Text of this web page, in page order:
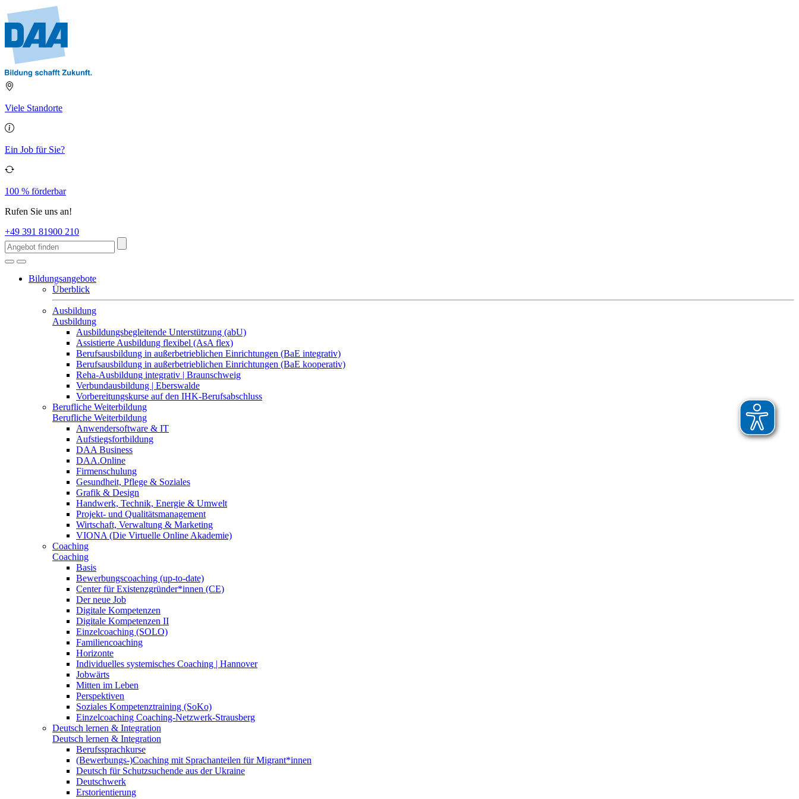
Viele Standorte
Ein Job für Sie?
100 % förderbar
Rufen Sie uns an!
+49 391 81900 210
Bildungsangebote
Überblick
Ausbildung
Ausbildung
Ausbildungsbegleitende Unterstützung (abU)
Assistierte Ausbildung flexibel (AsA flex)
Berufsausbildung in außerbetrieblichen Einrichtungen (BaE integrativ)
Berufsausbildung in außerbetrieblichen Einrichtungen (BaE kooperativ)
Reha-Ausbildung integrativ | Braunschweig
Verbundausbildung | Eberswalde
Vorbereitungskurse auf den IHK-Berufsabschluss
Berufliche Weiterbildung
Berufliche Weiterbildung
Anwendersoftware & IT
Aufstiegsfortbildung
DAA Business
DAA.Online
Firmenschulung
Gesundheit, Pflege & Soziales
Grafik & Design
Handwerk, Technik, Energie & Umwelt
Projekt- und Qualitätsmanagement
Wirtschaft, Verwaltung & Marketing
VIONA (Die Virtuelle Online Akademie)
Coaching
Coaching
Basis
Bewerbungscoaching (up-to-date)
Center für Existenzgründer*innen (CE)
Der neue Job
Digitale Kompetenzen
Digitale Kompetenzen II
Einzelcoaching (SOLO)
Familiencoaching
Horizonte
Individuelles systemisches Coaching | Hannover
Jobwärts
Mitten im Leben
Perspektiven
Soziales Kompetenztraining (SoKo)
Einzelcoaching Coaching-Netzwerk-Strausberg
Deutsch lernen & Integration
Deutsch lernen & Integration
Berufssprachkurse
(Bewerbungs-)Coaching mit Sprachanteilen für Migrant*innen
Deutsch für Schutzsuchende aus der Ukraine
Deutschwerk
Erstorientierung